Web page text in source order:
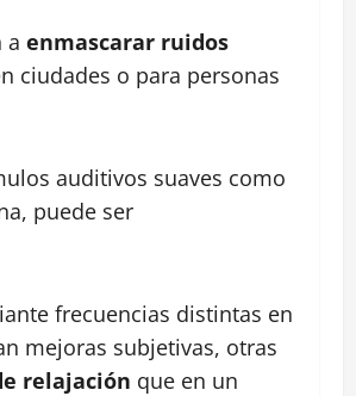
a enmascarar ruidos
ciudades o para personas
auditivos suaves como
puede ser
frecuencias distintas en
mejoras subjetivas, otras
relajación que en un